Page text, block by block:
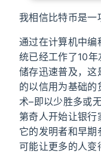
我相信比特币是一
通过在计算机中编
统已经工作了10
储存迅速普及，这
的以信用为基础
术–即以少胜多或
第奇人开始让银行
它的发明者和早期
可能让更多的人